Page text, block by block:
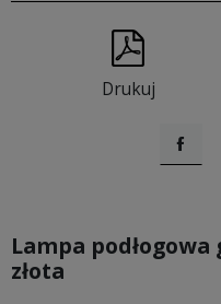
Drukuj
Lampa
złota